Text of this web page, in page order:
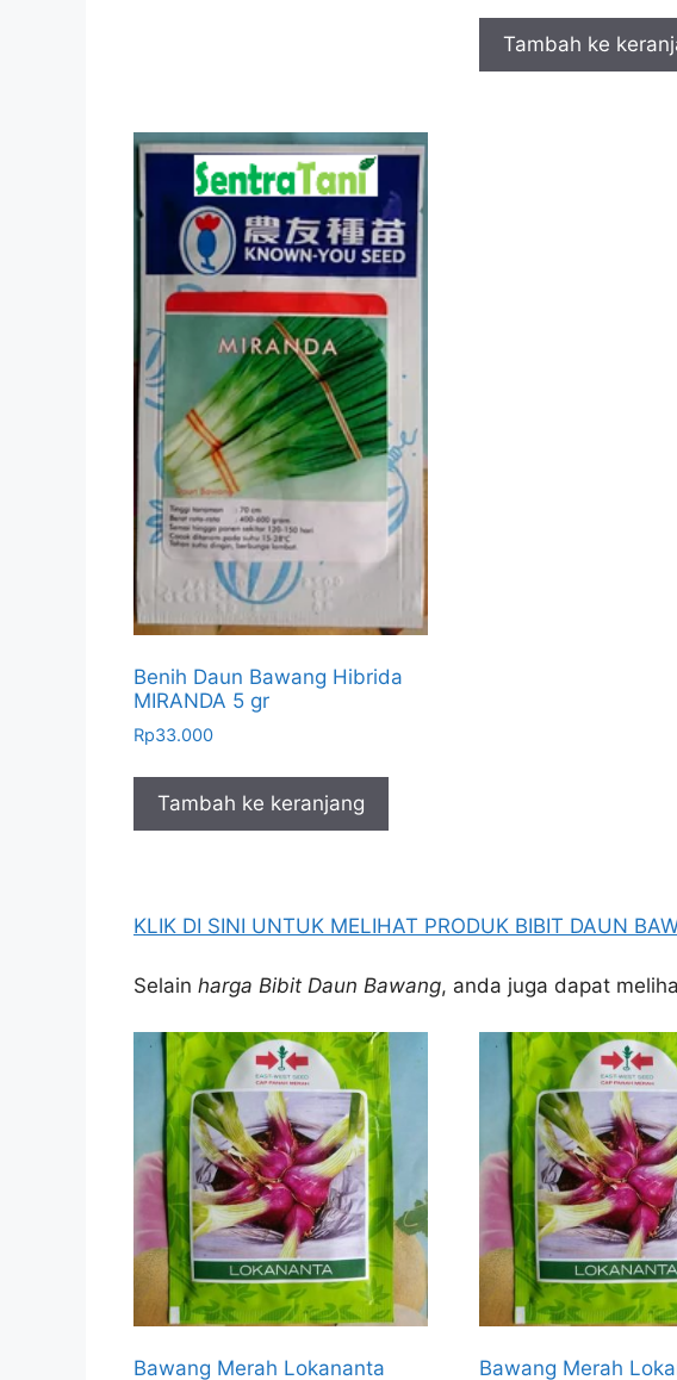
Tambah ke
Benih Daun Bawang Hibrida
MIRANDA 5 gr
Rp33.000
Tambah ke keranjang
KLIK DI SINI UNTUK MELIHAT PRODUK BIBIT DAUN
Selain harga Bibit Daun Bawang, anda juga dapat
Bawang Merah Lokananta
Bawang Merah